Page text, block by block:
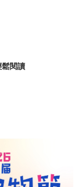
鬆閱讀